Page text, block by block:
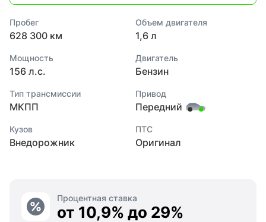
Пробег
628 300 км
Объем двигателя
1,6 л
Мощность
156 л.с.
Двигатель
Бензин
Тип трансмиссии
МКПП
Привод
Передний
Кузов
Внедорожник
ПТС
Оригинал
Процентная ставка
от 10,9% до 29%